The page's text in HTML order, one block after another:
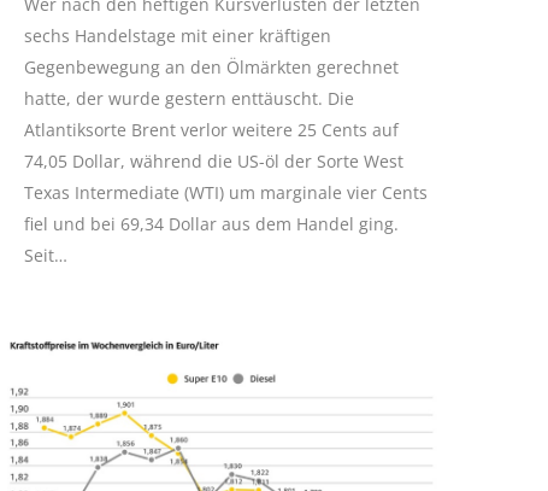
sechs Handelstage mit einer kräftigen
Gegenbewegung an den Ölmärkten gerechnet
hatte, der wurde gestern enttäuscht. Die
Atlantiksorte Brent verlor weitere 25 Cents auf
74,05 Dollar, während die US-öl der Sorte West
Texas Intermediate (WTI) um marginale vier Cents
fiel und bei 69,34 Dollar aus dem Handel ging.
Seit…